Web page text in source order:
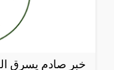
خبر صادم يسرق